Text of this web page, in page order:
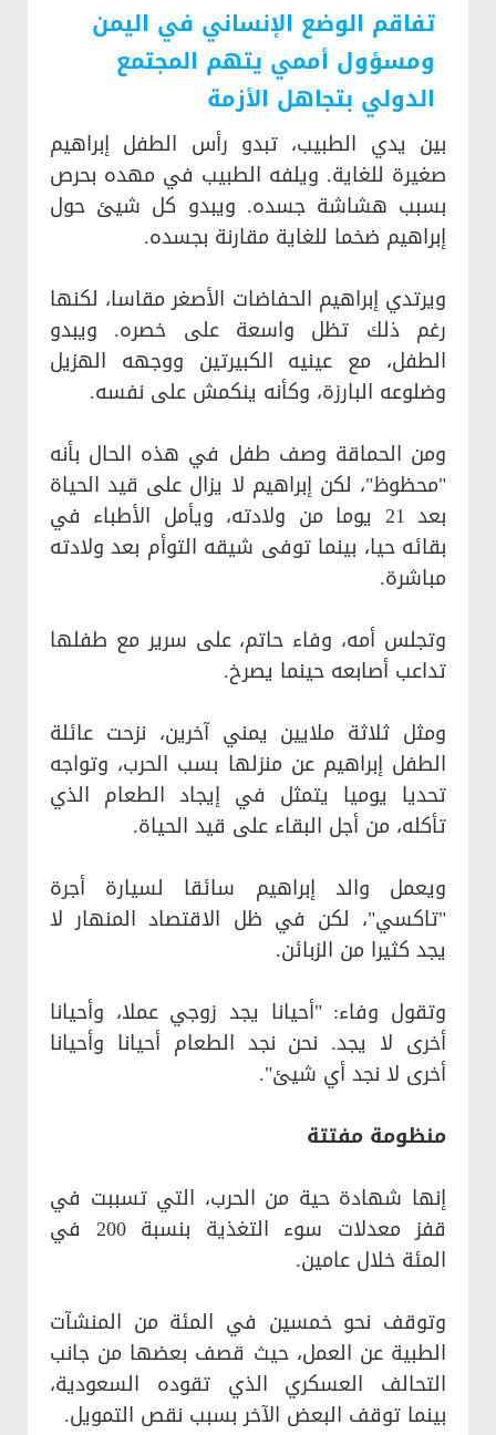
تفاقم الوضع الإنساني في اليمن
ومسؤول أممي يتهم المجتمع
الدولي بتجاهل الأزمة
بين يدي الطبيب، تبدو رأس الطفل إبراهيم
صغيرة للغاية. ويلفه الطبيب في مهده بحرص
بسبب هشاشة جسده. ويبدو كل شيئ حول
إبراهيم ضخما للغاية مقارنة بجسده.
ويرتدي إبراهيم الحفاضات الأصغر مقاسا، لكنها
رغم ذلك تظل واسعة على خصره. ويبدو
الطفل، مع عينيه الكبيرتين ووجهه الهزيل
وضلوعه البارزة، وكأنه ينكمش على نفسه.
ومن الحماقة وصف طفل في هذه الحال بأنه
"محظوظ"، لكن إبراهيم لا يزال على قيد الحياة
بعد 21 يوما من ولادته، ويأمل الأطباء في
بقائه حيا، بينما توفى شيقه التوأم بعد ولادته
مباشرة.
وتجلس أمه، وفاء حاتم، على سرير مع طفلها
تداعب أصابعه حينما يصرخ.
ومثل ثلاثة ملايين يمني آخرين، نزحت عائلة
الطفل إبراهيم عن منزلها بسب الحرب، وتواجه
تحديا يوميا يتمثل في إيجاد الطعام الذي
تأكله، من أجل البقاء على قيد الحياة.
ويعمل والد إبراهيم سائقا لسيارة أجرة
"تاكسي"، لكن في ظل الاقتصاد المنهار لا
يجد كثيرا من الزبائن.
وتقول وفاء: "أحيانا يجد زوجي عملا، وأحيانا
أخرى لا يجد. نحن نجد الطعام أحيانا وأحيانا
أخرى لا نجد أي شيئ".
منظومة مفتتة
إنها شهادة حية من الحرب، التي تسببت في
قفز معدلات سوء التغذية بنسبة 200 في
المئة خلال عامين.
وتوقف نحو خمسين في المئة من المنشآت
الطبية عن العمل، حيث قصف بعضها من جانب
التحالف العسكري الذي تقوده السعودية،
بينما توقف البعض الآخر بسبب نقص التمويل.